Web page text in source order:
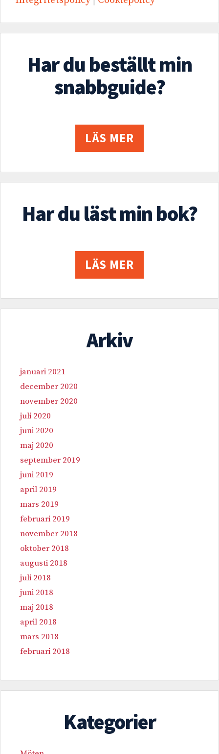
Har du beställt min
snabbguide?
LÄS MER
Har du läst min bok?
LÄS MER
Arkiv
januari 2021
december 2020
november 2020
juli 2020
juni 2020
maj 2020
september 2019
juni 2019
april 2019
mars 2019
februari 2019
november 2018
oktober 2018
augusti 2018
juli 2018
juni 2018
maj 2018
april 2018
mars 2018
februari 2018
Kategorier